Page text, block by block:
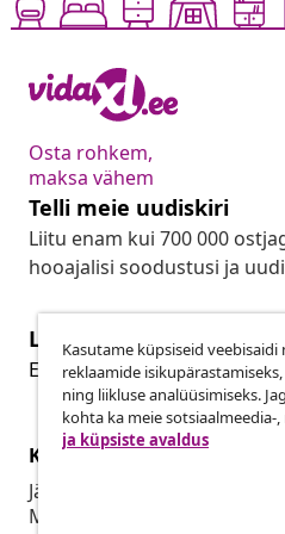
Osta rohkem,
maksa vähem
Telli meie uudiskiri
Liitu enam kui 700 000
hooajalisi soodustusi ja
Lepingust taganemine
Esita oma tellimuse kohta
Klienditeenindus
Jälgi oma tellimust
Mi konto
Kasutame küpsiseid
reklaamide
ning liikluse analüüsimiseks.
kohta ka meie
ja küpsiste avaldus